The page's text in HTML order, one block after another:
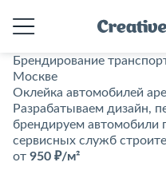
Брендирование
Москве
Оклейка автомобилей
Разрабатываем дизайн,
брендируем автомобили
сервисных служб
от 950 ₽/м²